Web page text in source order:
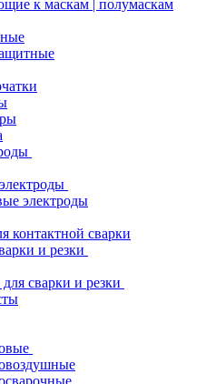
к маскам | полумаскам
электроды
контактной сварки
и резки
сварки и резки